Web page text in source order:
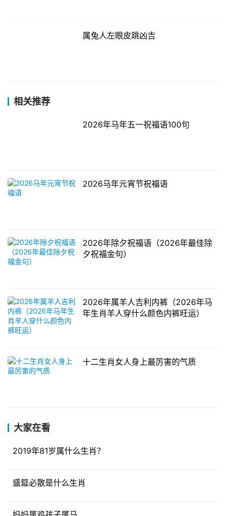
属兔人左眼皮跳凶吉
相关推荐
2026年马年五一祝福语100句
2026马年元宵节祝福语
2026年除夕祝福语（2026年最佳除
夕祝福金句）
2026年属羊人吉利内裤（2026年马
年生肖羊人穿什么颜色内裤旺运）
十二生肖女人身上最厉害的气质
大家在看
2019年81岁属什么生肖？
盛筵必散是什么生肖